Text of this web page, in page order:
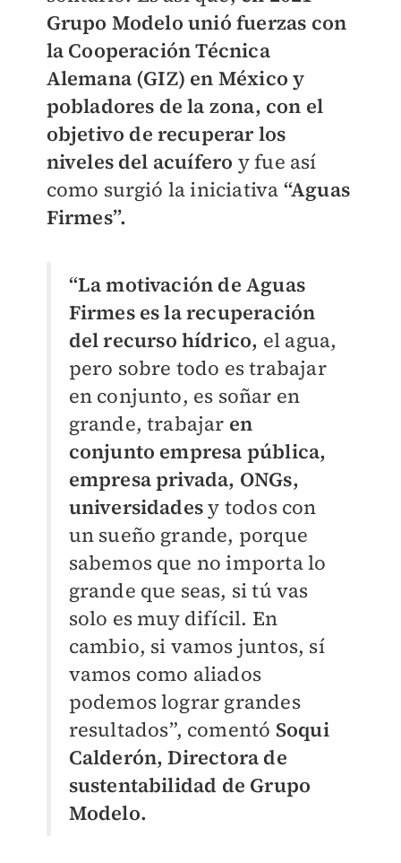
Grupo Modelo unió fuerzas con
la Cooperación Técnica
Alemana (GIZ) en México y
pobladores de la zona, con el
objetivo de recuperar los
niveles del acuífero y fue así
como surgió la iniciativa “Aguas
Firmes”.
“La motivación de Aguas
Firmes es la recuperación
del recurso hídrico, el agua,
pero sobre todo es trabajar
en conjunto, es soñar en
grande, trabajar en
conjunto empresa pública,
empresa privada, ONGs,
universidadesy todos con
un sueño grande, porque
sabemos que no importa lo
grande que seas, si tú vas
solo es muy difícil. En
cambio, si vamos juntos, sí
vamos como aliados
podemos lograr grandes
resultados”, comentó Soqui
Calderón, Directora de
sustentabilidad de Grupo
Modelo.